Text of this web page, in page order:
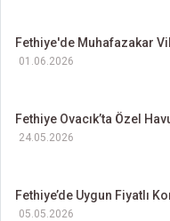
Fethiye'de Muhafazakar
01.06.2026
Fethiye Ovacık’ta Özel
24.05.2026
Fethiye’de Uygun Fiyatlı
05.05.2026